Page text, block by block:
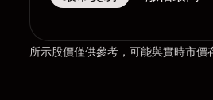
所示股價僅供參考，可能與實時市價